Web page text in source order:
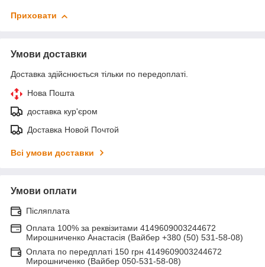
Приховати
Умови доставки
Доставка здійснюється тільки по передоплаті.
Нова Пошта
доставка кур'єром
Доставка Новой Почтой
Всі умови доставки
Умови оплати
Післяплата
Оплата 100% за реквізитами 4149609003244672
Мирошниченко Анастасія (Вайбер +380 (50) 531-58-08)
Оплата по передплаті 150 грн 4149609003244672
Мирошниченко (Вайбер 050-531-58-08)